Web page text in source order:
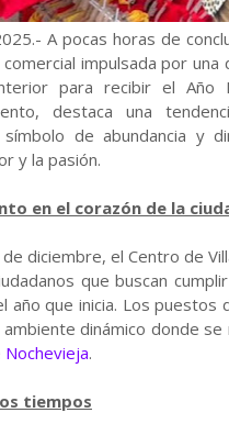
A pocas horas de
impulsada por una
para recibir el Año
destaca una
símbolo de abundancia y
y la pasión.
en el corazón de la
diciembre, el Centro de
que buscan
año que inicia. Los
dinámico donde
Nochevieja.
tiempos